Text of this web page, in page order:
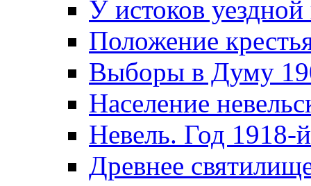
У истоков
Положение
Выборы в Думу
Население
Невель. Год 1918-
Древнее